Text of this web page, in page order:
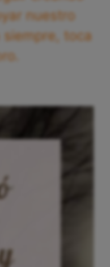
nuestro
toca